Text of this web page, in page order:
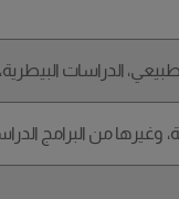
الدراسات
وغيرها من البرامج